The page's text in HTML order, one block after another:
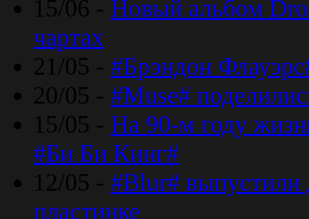
15/06 - Новый альбом
чартах
21/05 - #Брэндон
20/05 - #Muse#
15/05 - На 90-м году
#Би Би Кинг#
12/05 - #Blur# выпустили
пластинке